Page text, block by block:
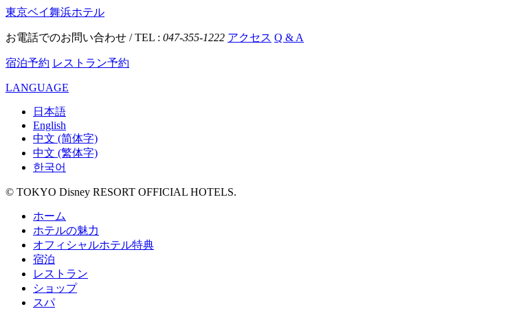
東京ベイ舞浜ホテル
お電話でのお問い合わせ / TEL : 047-355-1222 アクセス Q & A
宿泊予約 レストラン予約
LANGUAGE
日本語
English
中文 (简体字)
中文 (繁体字)
한국어
© TOKYO Disney RESORT OFFICIAL HOTELS.
ホーム
ホテルの魅力
オフィシャルホテル特典
宿泊
レストラン
ショップ
スパ